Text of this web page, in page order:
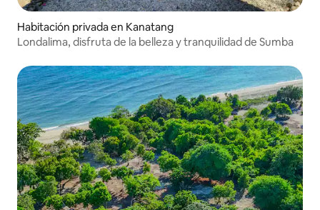
Habitación privada en Kanatang
Londalima, disfruta de la belleza y tranquilidad de Sumba